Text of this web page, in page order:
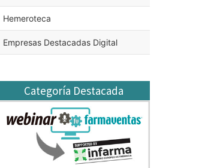
Hemeroteca
Empresas Destacadas Digital
Categoría Destacada